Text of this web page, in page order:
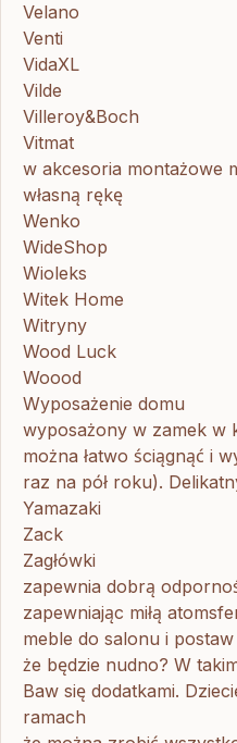
Velano
Venti
VidaXL
Vilde
Villeroy&Boch
Vitmat
w akcesoria montażowe
własną rękę
Wenko
WideShop
Wioleks
Witek Home
Witryny
Wood Luck
Woood
Wyposażenie domu
wyposażony w zamek w
można łatwo ściągnąć i
raz na pół roku).
Yamazaki
Zack
Zagłówki
zapewnia dobrą
zapewniając miłą
meble do salonu i
że będzie nudno? W
Baw się dodatkami.
ramach